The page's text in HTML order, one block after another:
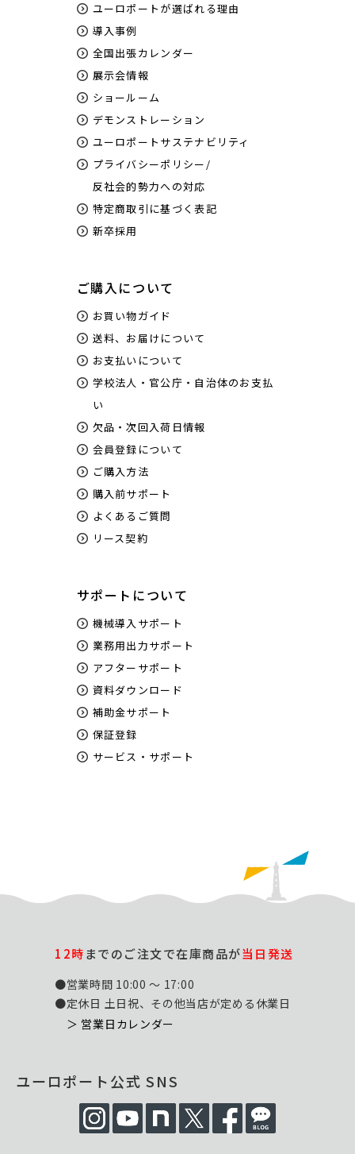
ユーロポートが選ばれる理由
導入事例
全国出張カレンダー
展示会情報
ショールーム
デモンストレーション
ユーロポートサステナビリティ
プライバシーポリシー/
反社会的勢力への対応
特定商取引に基づく表記
新卒採用
ご購入について
お買い物ガイド
送料、お届けについて
お支払いについて
学校法人・官公庁・自治体のお支払
い
欠品・次回入荷日情報
会員登録について
ご購入方法
購入前サポート
よくあるご質問
リース契約
サポートについて
機械導入サポート
業務用出力サポート
アフターサポート
資料ダウンロード
補助金サポート
保証登録
サービス・サポート
12時までのご注文で在庫商品が当日発送
●営業時間 10:00 ～ 17:00
●定休日 土日祝、その他当店が定める休業日
＞ 営業日カレンダー
ユーロポート公式 SNS